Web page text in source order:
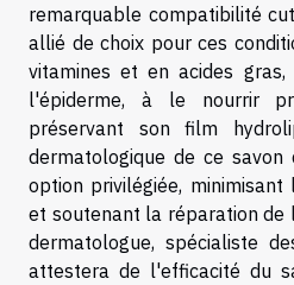
remarquable compatibilité
allié de choix pour ces
vitamines et en acides
l'épiderme, à le nourrir
préservant son film
dermatologique de ce
option privilégiée,
et soutenant la réparation de
dermatologue, spécialiste
attestera de l'efficacité du